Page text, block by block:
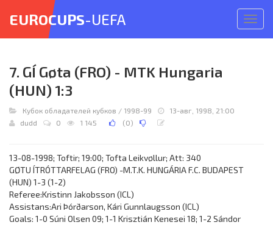
меню
EUROCUPS-UEFA
7. GÍ Gøta (FRO) - MTK Hungaria
(HUN) 1:3
Кубок обладателей кубков / 1998-99
13-авг, 1998, 21:00
dudd
0 1 145 (0)
13-08-1998; Toftir; 19:00; Tofta Leikvøllur; Att: 340
GØTU ÍTRÓTTARFELAG (FRO) -M.T.K. HUNGÁRIA F.C. BUDAPEST
(HUN) 1-3 (1-2)
Referee:Kristinn Jakobsson (ICL)
Assistans:Ari Þórðarson, Kári Gunnlaugsson (ICL)
Goals: 1-0 Súni Olsen 09; 1-1 Krisztián Kenesei 18; 1-2 Sándor